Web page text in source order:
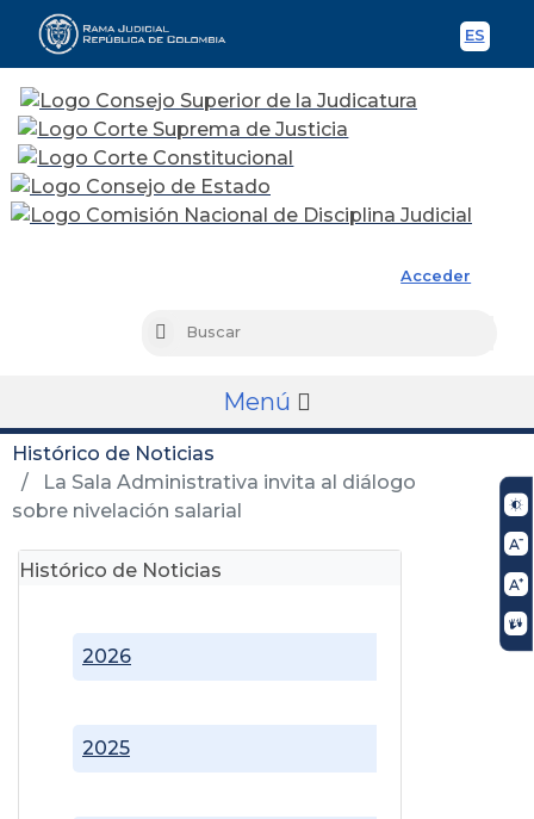
ES
Acceder
Buscar
Menú
Histórico de Noticias
La Sala Administrativa invita al diálogo
sobre nivelación salarial
Histórico de Noticias
2025
2026